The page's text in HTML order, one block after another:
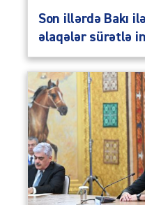
Son illərdə Bakı
əlaqələr sürətlə